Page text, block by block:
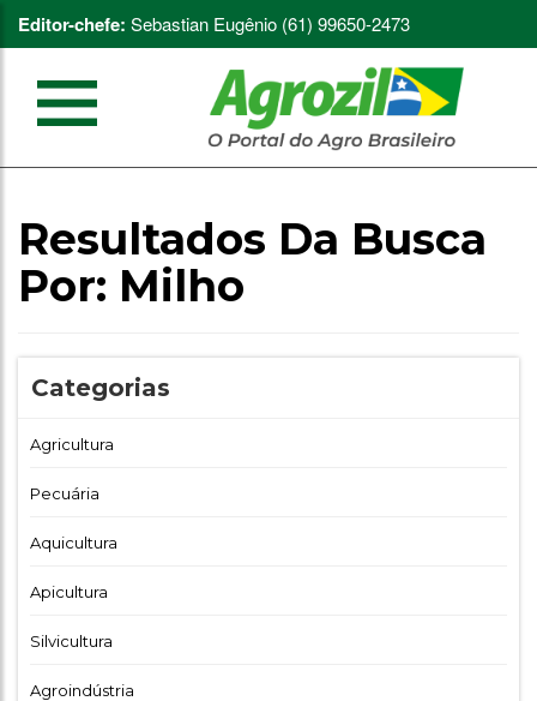
Editor-chefe: Sebastian Eugênio (61) 99650-2473
Resultados Da Busca
Por: Milho
Categorias
Agricultura
Pecuária
Aquicultura
Apicultura
Silvicultura
Agroindústria